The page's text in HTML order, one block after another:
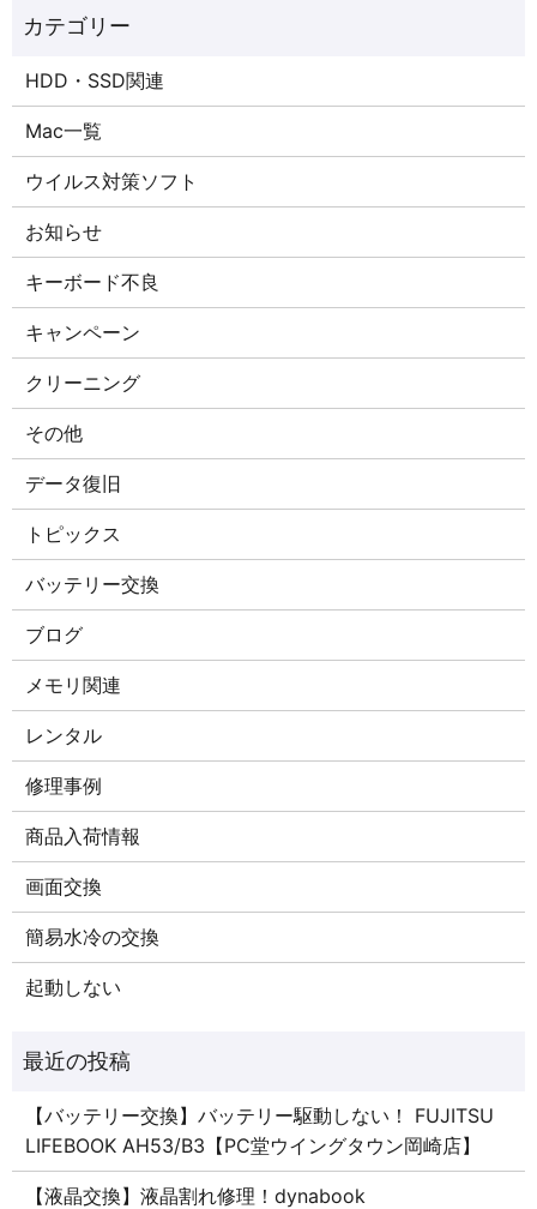
HDD・SSD関連
Mac一覧
ウイルス対策ソフト
お知らせ
キーボード不良
キャンペーン
クリーニング
その他
データ復旧
トピックス
バッテリー交換
ブログ
メモリ関連
レンタル
修理事例
商品入荷情報
画面交換
簡易水冷の交換
起動しない
【バッテリー交換】バッテリー駆動しない！ FUJITSU
LIFEBOOK AH53/B3【PC堂ウイングタウン岡崎店】
【液晶交換】液晶割れ修理！dynabook